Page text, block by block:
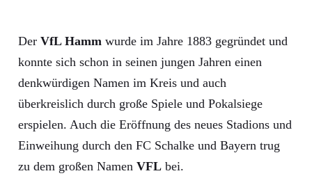
Der VfL Hamm wurde im Jahre 1883 gegründet und
konnte sich schon in seinen jungen Jahren einen
denkwürdigen Namen im Kreis und auch
überkreislich durch große Spiele und Pokalsiege
erspielen. Auch die Eröffnung des neues Stadions und
Einweihung durch den FC Schalke und Bayern trug
zu dem großen Namen VFL bei.